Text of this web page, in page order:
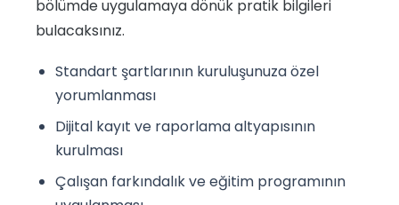
bölümde uygulamaya dönük pratik bilgileri
bulacaksınız.
Standart şartlarının kuruluşunuza özel
yorumlanması
Dijital kayıt ve raporlama altyapısının
kurulması
Çalışan farkındalık ve eğitim programının